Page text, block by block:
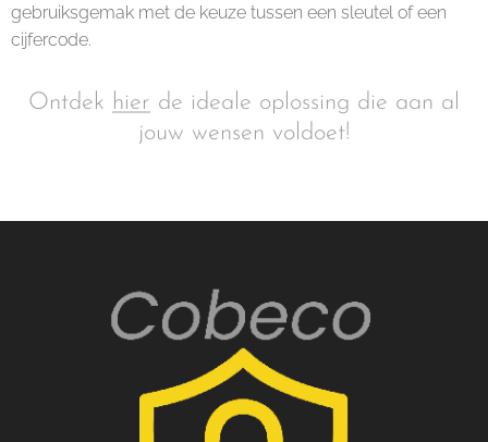
gebruiksgemak met de keuze tussen een sleutel of een
cijfercode.
Ontdek hier de ideale oplossing die aan al
jouw wensen voldoet!